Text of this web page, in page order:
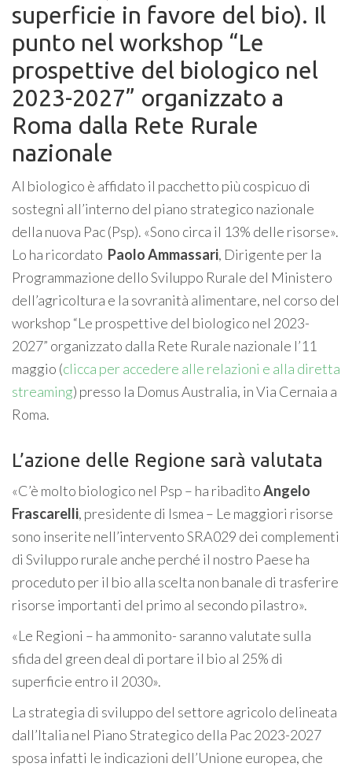
superficie in favore del bio). Il
punto nel workshop “Le
prospettive del biologico nel
2023-2027” organizzato a
Roma dalla Rete Rurale
nazionale
Al biologico è affidato il pacchetto più cospicuo di
sostegni all’interno del piano strategico nazionale
della nuova Pac (Psp). «Sono circa il 13% delle risorse».
Lo ha ricordato Paolo Ammassari, Dirigente per la
Programmazione dello Sviluppo Rurale del Ministero
dell’agricoltura e la sovranità alimentare, nel corso del
workshop “Le prospettive del biologico nel 2023-
2027” organizzato dalla Rete Rurale nazionale l’11
maggio (clicca per accedere alle relazioni e alla diretta
streaming) presso la Domus Australia, in Via Cernaia a
Roma.
L’azione delle Regione sarà valutata
«C’è molto biologico nel Psp – ha ribaditoAngelo
Frascarelli, presidente di Ismea – Le maggiori risorse
sono inserite nell’intervento SRA029 dei complementi
di Sviluppo rurale anche perché il nostro Paese ha
proceduto per il bio alla scelta non banale di trasferire
risorse importanti del primo al secondo pilastro».
«Le Regioni – ha ammonito- saranno valutate sulla
sfida del green deal di portare il bio al 25% di
superficie entro il 2030».
La strategia di sviluppo del settore agricolo delineata
dall’Italia nel Piano Strategico della Pac 2023-2027
sposa infatti le indicazioni dell’Unione europea, che